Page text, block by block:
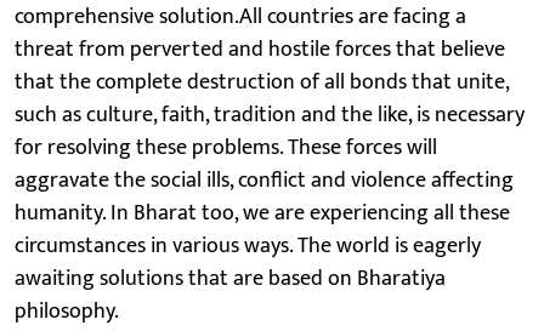
comprehensive solution.All countries are facing a
threat from perverted and hostile forces that believe
that the complete destruction of all bonds that unite,
such as culture, faith, tradition and the like, is necessary
for resolving these problems. These forces will
aggravate the social ills, conflict and violence affecting
humanity. In Bharat too, we are experiencing all these
circumstances in various ways. The world is eagerly
awaiting solutions that are based on Bharatiya
philosophy.